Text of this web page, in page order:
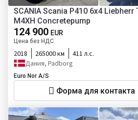
SCANIA Scania P410 6x4 Liebherr
M4XH Concretepump
124 900 EUR
Цена без НДС
2018 265000 км
411 л.с.
Дания, Padborg
Euro Nor A/S
Форма для контакта